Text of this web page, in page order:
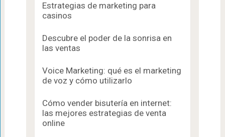
Estrategias de marketing para
casinos
Descubre el poder de la sonrisa en
las ventas
Voice Marketing: qué es el marketing
de voz y cómo utilizarlo
Cómo vender bisutería en internet:
las mejores estrategias de venta
online